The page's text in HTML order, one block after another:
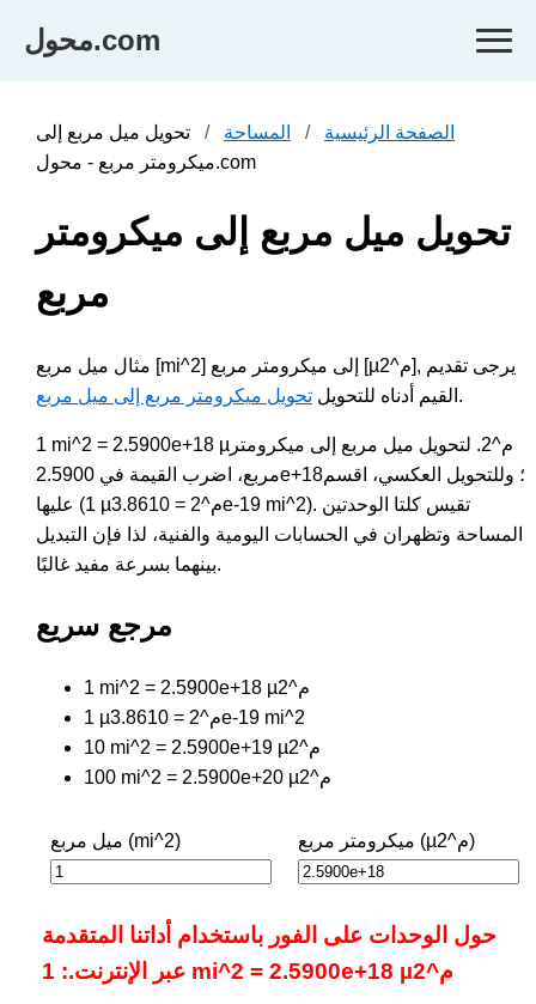
محول.com
الصفحة الرئيسية المساحة
تحويل ميل مربع إلى
ميكرومتر مربع - محول.com
تحويل ميل مربع إلى ميكرومتر
مربع
مثال ميل مربع [mi^2] إلى ميكرومتر مربع [µم^2], يرجى تقديم
القيم أدناه للتحويل تحويل ميكرومتر مربع إلى ميل مربع .
1 mi^2 = 2.5900e+18 µم^2. لتحويل ميل مربع إلى ميكرومتر
مربع، اضرب القيمة في 2.5900e+18؛ وللتحويل العكسي، اقسم
عليها (1 µم^2 = 3.8610e-19 mi^2). تقيس كلتا الوحدتين
المساحة وتظهران في الحسابات اليومية والفنية، لذا فإن التبديل
بينهما بسرعة مفيد غالبًا.
مرجع سريع
1 mi^2 = 2.5900e+18 µم^2
1 µم^2 = 3.8610e-19 mi^2
10 mi^2 = 2.5900e+19 µم^2
100 mi^2 = 2.5900e+20 µم^2
ميل مربع (mi^2) ميكرومتر مربع (µم^2)
حول الوحدات على الفور باستخدام أداتنا المتقدمة
عبر الإنترنت.: 1 mi^2 = 2.5900e+18 µم^2